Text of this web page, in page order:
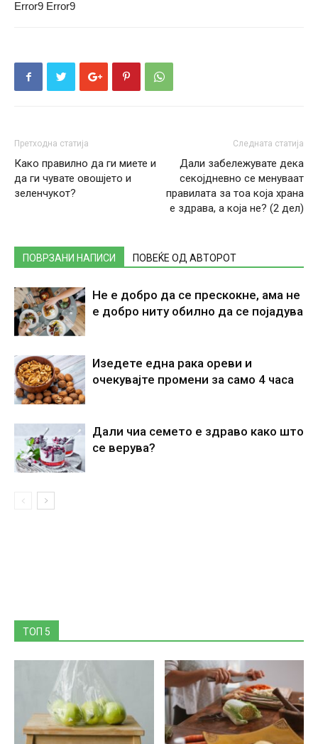
Error9 Error9
Претходна статија
Како правилно да ги миете и
да ги чувате овошјето и
зеленчукот?
Следната статија
Дали забележувате дека
секојдневно се менуваат
правилата за тоа која храна
е здрава, а која не? (2 дел)
ПОВРЗАНИ НАПИСИ ПОВЕЌЕ ОД АВТОРОТ
Не е добро да се прескокне, ама не
е добро ниту обилно да се појадува
Изедете една рака ореви и
очекувајте промени за само 4 часа
Дали чиа семето е здраво како што
се верува?
ТОП 5